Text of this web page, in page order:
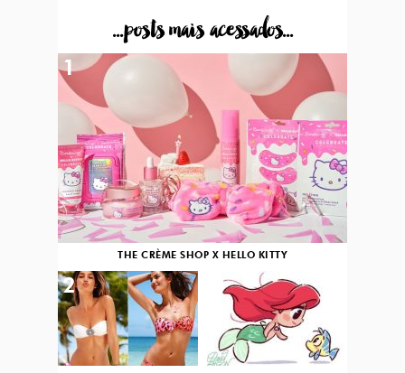
...posts mais acessados...
THE CRÈME SHOP X HELLO KITTY
1
2 3